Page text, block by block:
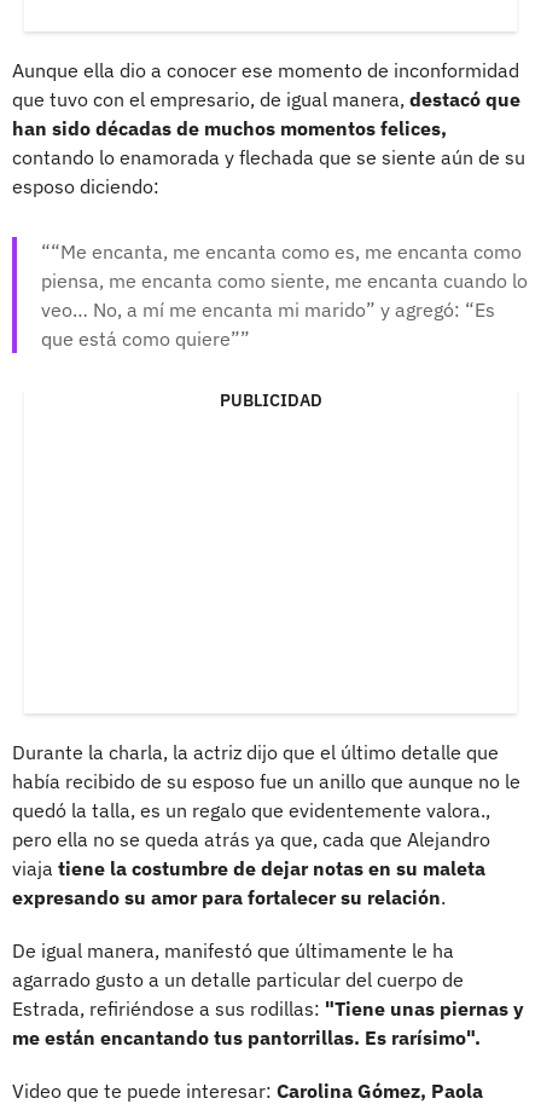
Aunque ella dio a conocer ese momento de inconformidad
que tuvo con el empresario, de igual manera, destacó que
han sido décadas de muchos momentos felices,
contando lo enamorada y flechada que se siente aún de su
esposo diciendo:
“Me encanta, me encanta como es, me encanta como
piensa, me encanta como siente, me encanta cuando lo
veo… No, a mí me encanta mi marido” y agregó: “Es
que está como quiere”
PUBLICIDAD
Durante la charla, la actriz dijo que el último detalle que
había recibido de su esposo fue un anillo que aunque no le
quedó la talla, es un regalo que evidentemente valora.,
pero ella no se queda atrás ya que, cada que Alejandro
viaja tiene la costumbre de dejar notas en su maleta
expresando su amor para fortalecer su relación.
De igual manera, manifestó que últimamente le ha
agarrado gusto a un detalle particular del cuerpo de
Estrada, refiriéndose a sus rodillas: "Tiene unas piernas y
me están encantando tus pantorrillas. Es rarísimo".
Video que te puede interesar: Carolina Gómez, Paola